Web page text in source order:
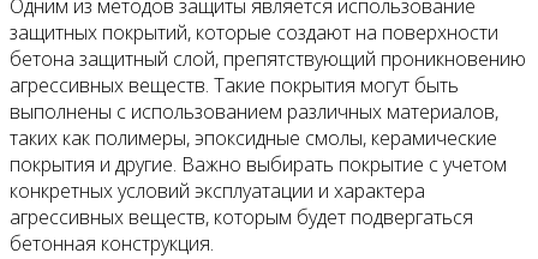
Одним из методов защиты является использование
защитных покрытий, которые создают на поверхности
бетона защитный слой, препятствующий проникновению
агрессивных веществ. Такие покрытия могут быть
выполнены с использованием различных материалов,
таких как полимеры, эпоксидные смолы, керамические
покрытия и другие. Важно выбирать покрытие с учетом
конкретных условий эксплуатации и характера
агрессивных веществ, которым будет подвергаться
бетонная конструкция.